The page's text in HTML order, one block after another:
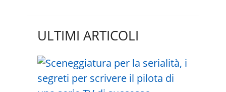
ULTIMI ARTICOLI